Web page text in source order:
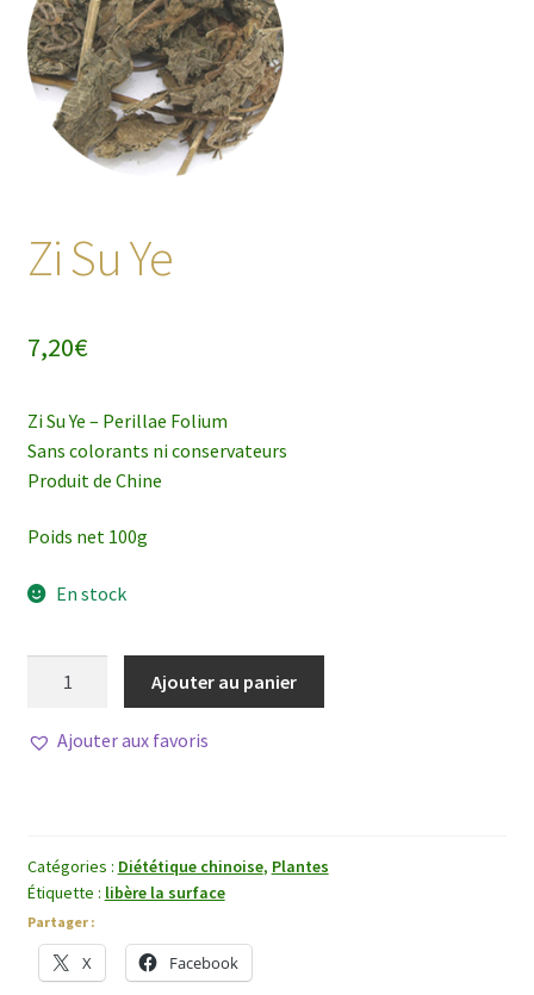
Zi Su Ye
7,20€
Zi Su Ye – Perillae Folium
Sans colorants ni conservateurs
Produit de Chine
Poids net 100g
En stock
Su
Ajouter au panier
Ajouter aux favoris
Catégories : Diététique chinoise, Plantes
Étiquette : libère la surface
Partager :
X Facebook